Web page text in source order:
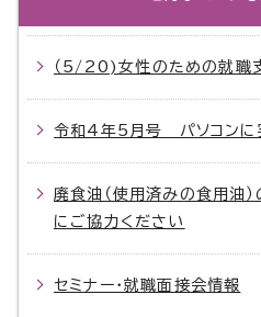
（5/20)女性のための就職
令和4年5月号 パソコンに
廃食油（使用済みの食用油）
にご協力ください
セミナー・就職面接会情報